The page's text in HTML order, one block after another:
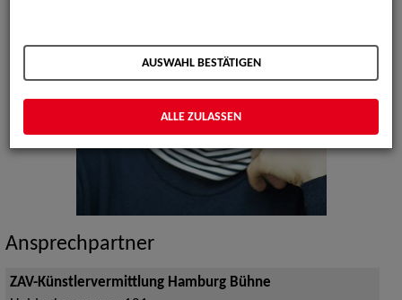
Ansprechpartner
ZAV-Künstlervermittlung Hamburg Bühne
AUSWAHL BESTÄTIGEN
ALLE ZULASSEN